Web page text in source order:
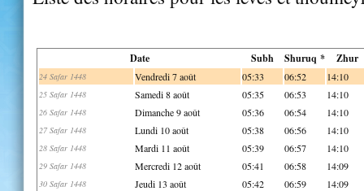
Date Subh Shuruq * Zhur
24 Safar 1448 Vendredi 7 août 05:33 06:52 14:10
25 Safar 1448 Samedi 8 août 05:35 06:53 14:10
26 Safar 1448 Dimanche 9 août 05:36 06:54 14:10
27 Safar 1448 Lundi 10 août 05:38 06:56 14:10
28 Safar 1448 Mardi 11 août 05:39 06:57 14:10
29 Safar 1448 Mercredi 12 août 05:41 06:58 14:09
30 Safar 1448 Jeudi 13 août 05:42 06:59 14:09